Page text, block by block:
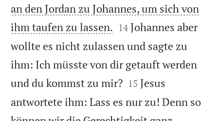
an den Jordan zu Johannes, um sich von
ihm taufen zu lassen. 

14 Johannes aber
wollte es nicht zulassen und sagte zu
ihm: Ich müsste von dir getauft werden
und du kommst zu mir?
15 Jesus
antwortete ihm: Lass es nur zu! Denn so